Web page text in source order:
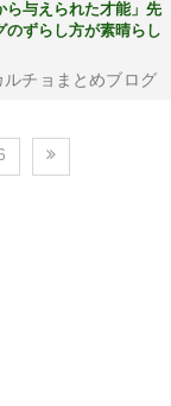
ら与えられた才能」先
のずらし方が素晴らし
チョまとめブログ